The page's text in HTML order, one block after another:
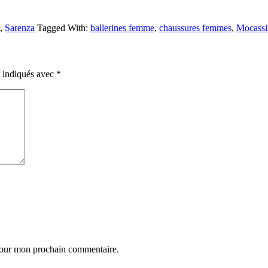
, Sarenza Tagged With: ballerines femme, chaussures femmes,
avec *
mon prochain commentaire.